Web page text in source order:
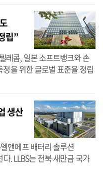
립”
레콤, 일본 소프트뱅크와 손
정을 위한 글로벌 표준을 정립
타워에서 SK텔레콤, 소프트
생산
앤에프 배터리 솔루션
다. LLBS는 전북 새만금 국가
체 생산시설을 구축한 바